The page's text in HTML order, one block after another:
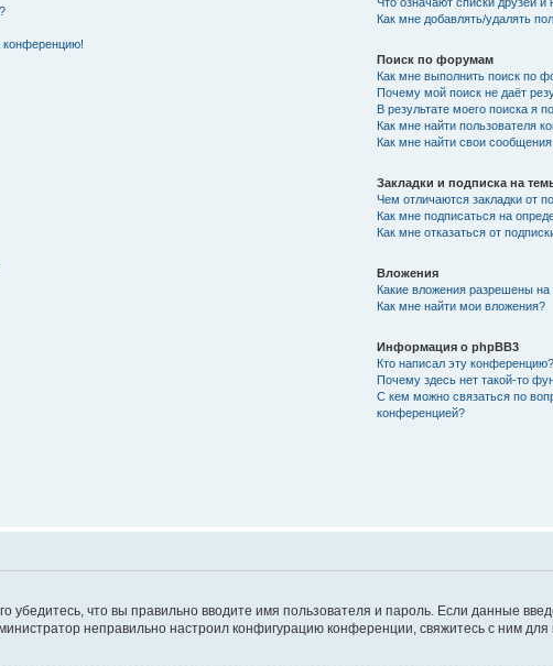
конференцию!
Как мне добавлять/удалять
Поиск по форумам
Как мне выполнить поиск по
Почему мой поиск не даёт
В результате моего поиска я
Как мне найти пользователя
Как мне найти свои
Закладки и подписка на
Чем отличаются закладки от
Как мне подписаться на
Как мне отказаться от
Вложения
Какие вложения разрешены
Как мне найти мои вложения?
Информация о phpBB3
Кто написал эту конференцию?
Почему здесь нет такой-то
С кем можно связаться по
конференцией?
убедитесь, что вы правильно вводите имя пользователя и пароль. Если данные
неправильно настроил конфигурацию конференции, свяжитесь с ним для